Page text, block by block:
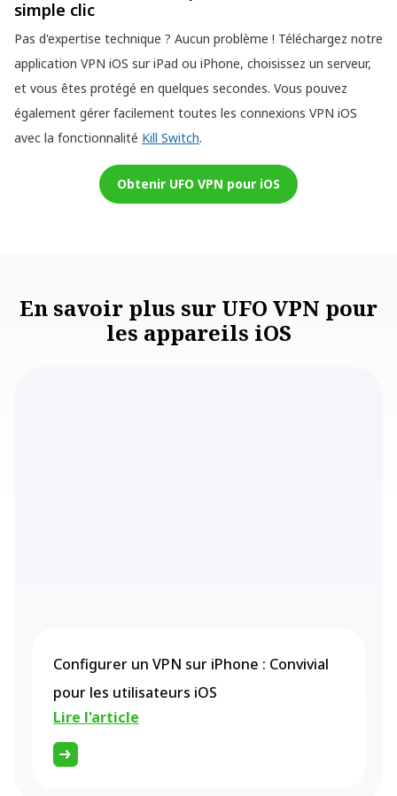
simple clic
Pas d'expertise technique ? Aucun problème ! Téléchargez notre
application VPN iOS sur iPad ou iPhone, choisissez un serveur,
et vous êtes protégé en quelques secondes. Vous pouvez
également gérer facilement toutes les connexions VPN iOS
avec la fonctionnalité Kill Switch.
Obtenir UFO VPN pour iOS
En savoir plus sur UFO VPN pour
les appareils iOS
Configurer un VPN sur iPhone : Convivial
pour les utilisateurs iOS
Lire l'article